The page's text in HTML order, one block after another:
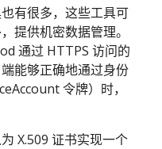
有很多，这些工具可
提供机密数据管理。
通过 HTTPS 访问的
能够正确地通过身份
令牌）时，
X.509 证书实现一个